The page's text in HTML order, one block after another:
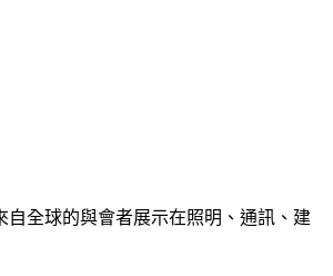
全球的與會者展示在照明、通訊、建